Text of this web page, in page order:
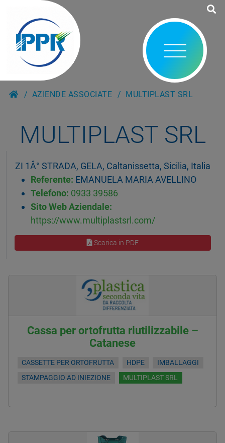
AZIENDE ASSOCIATE MULTIPLAST SRL
MULTIPLAST SRL
ZI 1Â° STRADA, GELA, Caltanissetta, Sicilia, Italia
Referente: EMANUELA MARIA AVELLINO
Telefono: 0933 39586
Sito Web Aziendale:
https://www.multiplastsrl.com/
Scarica in PDF
Cassa per ortofrutta riutilizzabile –
Catanese
CASSETTE PER ORTOFRUTTA HDPE
IMBALLAGGI
STAMPAGGIO AD INIEZIONE
MULTIPLAST SRL